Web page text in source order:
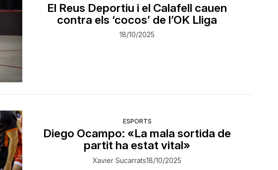
El Reus Deportiu i el Calafell cauen
contra els ‘cocos’ de l’OK Lliga
18/10/2025
ESPORTS
Diego Ocampo: «La mala sortida de
partit ha estat vital»
Xavier Sucarrats18/10/2025